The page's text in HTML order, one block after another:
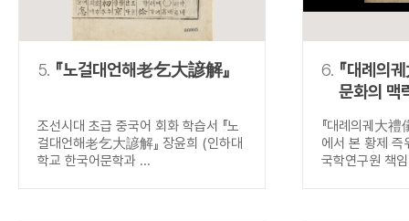
5. 『노걸대언해老乞大諺解』
조선시대 초급 중국어 회화 학습서 『노
걸대언해老乞大諺解』 장윤희 (인하대
학교 한국어문학과 ...
6. 『대례의
문화의 맥
즉위식
『대례의궤大禮
에서 본 황제 즉
국학연구원 책